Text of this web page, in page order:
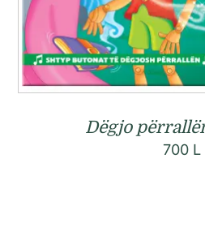
Dëgjo
700 L